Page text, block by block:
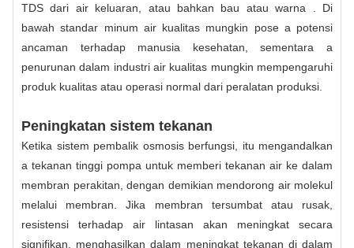
TDS dari air keluaran, atau bahkan bau atau warna . Di
bawah standar minum air kualitas mungkin pose a potensi
ancaman terhadap manusia kesehatan, sementara a
penurunan dalam industri air kualitas mungkin mempengaruhi
produk kualitas atau operasi normal dari peralatan produksi.
Peningkatan sistem tekanan
Ketika sistem pembalik osmosis berfungsi, itu mengandalkan
a tekanan tinggi pompa untuk memberi tekanan air ke dalam
membran perakitan, dengan demikian mendorong air molekul
melalui membran. Jika membran tersumbat atau rusak,
resistensi terhadap air lintasan akan meningkat secara
signifikan, menghasilkan dalam meningkat tekanan di dalam